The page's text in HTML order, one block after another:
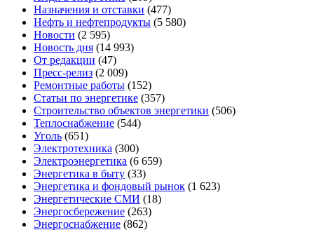
Назначения и отставки (477)
Нефть и нефтепродукты (5 580)
Новости (2 595)
Новость дня (14 993)
От редакции (47)
Пресс-релиз (2 009)
Ремонтные работы (152)
Статьи по энергетике (357)
Строительство объектов энергетики (506)
Теплоснабжение (544)
Уголь (651)
Электротехника (300)
Электроэнергетика (6 659)
Энергетика в быту (33)
Энергетика и фондовый рынок (1 623)
Энергетические СМИ (18)
Энергосбережение (263)
Энергоснабжение (862)